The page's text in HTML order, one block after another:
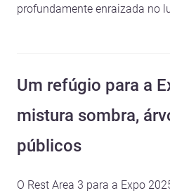
profundamente enraizada no
Um refúgio para a
mistura sombra,
públicos
O Rest Area 3 para a Expo